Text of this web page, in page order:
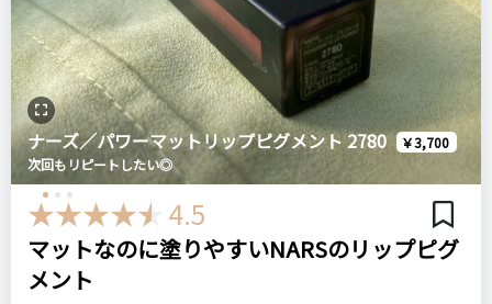
比較したもの・こちらを選んだ理由
特になし
価格
3,780円
場所
伊勢丹
RMK
THREE スリー
リリカルリップブルーム18
リピート回数・頻度
はじめて
次回のリピート予定
次回もリピートしたい◎
良いところ
ナーズ／パワーマットリップピグメント 2780
￥3,700
次回もリピートしたい◎
4.5
マットなのに塗りやすいNARSのリップピグ
メント